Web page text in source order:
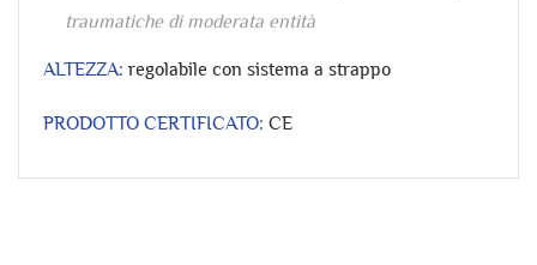
traumatiche di moderata entità
ALTEZZA: regolabile con sistema a strappo
PRODOTTO CERTIFICATO: CE